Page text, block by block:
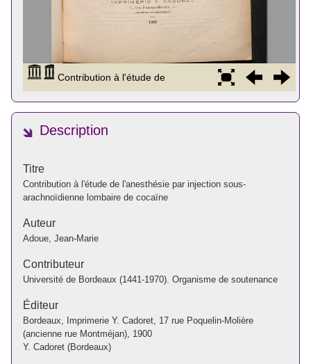
Description
Titre
Contribution à l'étude de l'anesthésie par injection sous-
arachnoïdienne lombaire de cocaïne
Auteur
Adoue, Jean-Marie
Contributeur
Université de Bordeaux (1441-1970). Organisme de soutenance
Éditeur
Bordeaux, Imprimerie Y. Cadoret, 17 rue Poquelin-Molière
(ancienne rue Montméjan), 1900
Y. Cadoret (Bordeaux)